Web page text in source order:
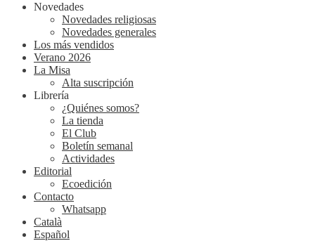
Novedades
Novedades religiosas
Novedades generales
Los más vendidos
Verano 2026
La Misa
Alta suscripción
Librería
¿Quiénes somos?
La tienda
El Club
Boletín semanal
Actividades
Editorial
Ecoedición
Contacto
Whatsapp
Català
Español